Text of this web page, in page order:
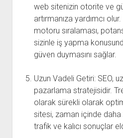
web sitenizin otorite ve
artırmanıza yardımcı
motoru sıralaması,
sizinle iş yapma
güven duymasını sağlar.
Uzun Vadeli Getiri: SEO,
pazarlama stratejisidir.
olarak sürekli olarak
sitesi, zaman içinde
trafik ve kalıcı sonuçlar